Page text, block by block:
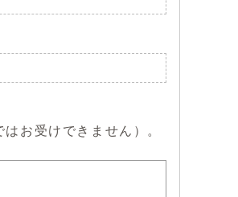
お受けできません）。